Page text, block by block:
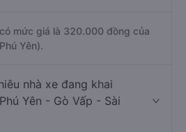
mức giá là 320.000 đồng của
Yên).
nhà xe đang khai
Yên - Gò Vấp - Sài